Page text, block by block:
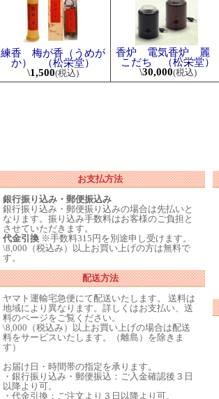
練香 梅が香（うめが
か） （松栄堂）
\1,500(税込)
香炉 電気香炉 麗
こだち （松栄堂）
\30,000(税込)
お支払方法
銀行振り込み・郵便振込み
銀行振り込み・郵便振り込みの場合は先払いと
なります。振り込み手数料はお客様のご負担と
させていただきます。
代金引換※手数料315円を別途申し受けます。
\8,000（税込み）以上お買い上げの方は無料で
す。
配送方法
ヤマト運輸宅急便にて配送いたします。 送料は
地域により異なります。詳しくはお支払い、送
料のページをご覧ください。
\8,000（税込み）以上お買い上げの場合は配送
料をサービスいたします。（離島）を除きま
す）
お届け日・時間帯の指定を承ります。
・銀行振り込み・郵便振込：ご入金確認後３日
以降より可。
・代金引換：ご注文より３日以降より可。